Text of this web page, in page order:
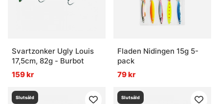
Svartzonker Ugly Louis
17,5cm, 82g - Burbot
159 kr
Fladen Nidingen 15g 5-
pack
79 kr
Slutsåld Slutsåld